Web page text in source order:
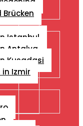
Brücken
Istanbul
Antalya
Kusadasi
in Izmir